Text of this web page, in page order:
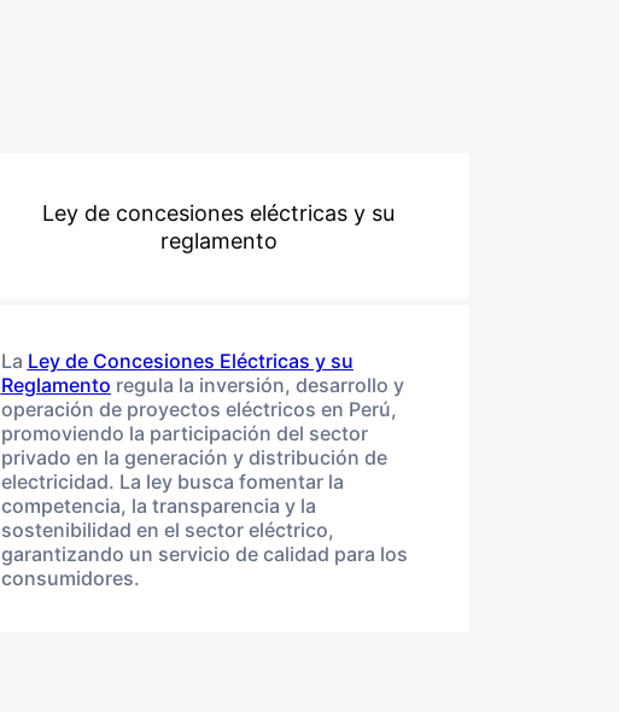
Ley de concesiones eléctricas y su
reglamento
La Ley de Concesiones Eléctricas y su
Reglamento regula la inversión, desarrollo y
operación de proyectos eléctricos en Perú,
promoviendo la participación del sector
privado en la generación y distribución de
electricidad. La ley busca fomentar la
competencia, la transparencia y la
sostenibilidad en el sector eléctrico,
garantizando un servicio de calidad para los
consumidores.